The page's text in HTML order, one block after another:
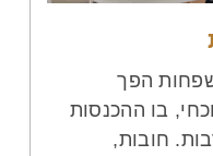
הפך
בו ההכנסות
חובות,